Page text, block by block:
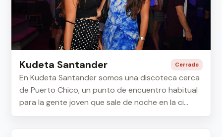
Kudeta Santander Cerrado
En Kudeta Santander somos una discoteca cerca
de Puerto Chico, un punto de encuentro habitual
para la gente joven que sale de noche en la ci...